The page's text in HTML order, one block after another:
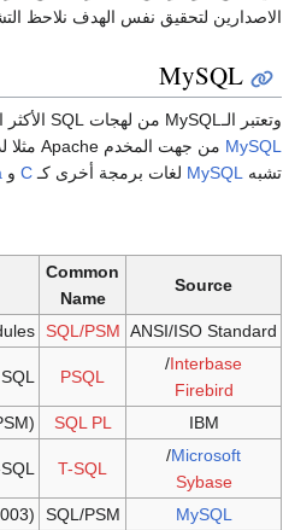
الاصدارين لتحقيق نفس الهدف نلاحظ
MySQL
وتعتبر الـMySQL من لهجات SQL الأكثر انتشارا لأنها مجانية و تخضع لرخصة
MySQL من جهت المخدم Apache مثلا لذلك تجدها متوفرة على نظم تشغيل مثل
تشبه
MySQL لغات برمجة أخرى كـ C و
Source
Common
Name
ANSI/ISO Standard
SQL/PSM
Interbase
/
Firebird
PSQL
IBM
SQL PL
Microsoft
/
Sybase
T-SQL
MySQL
SQL/PSM